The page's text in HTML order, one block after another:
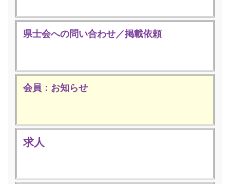
県士会への問い合わせ／掲載依頼
会員：お知らせ
求人